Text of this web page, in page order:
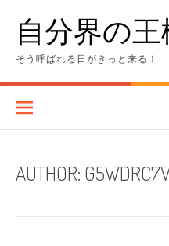
content自分界の王
そう呼ばれる日がきっと来る！
AUTHOR: